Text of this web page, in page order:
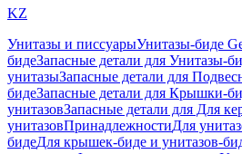
KZ
Унитазы и писсуарыУнитазы-биде
бидеЗапасные детали для Унитазы-
унитазыЗапасные детали для
бидеЗапасные детали для Крышки-
унитазовЗапасные детали для Для
унитазовПринадлежностиДля
бидеДля крышек-биде и унитазов-